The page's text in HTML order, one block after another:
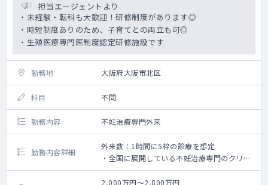
担当エージェントより
・未経験・転科も大歓迎！研修制度があります◎
・時短制度ありのため、子育てとの両立も可◎
・生殖医療専門医制度認定研修施設です
勤務地 大阪府大阪市北区
科目 不問
勤務内容 不妊治療専門外来
勤務内容詳細
外来数：1時間に5枠の診療を想定
・全国に展開している不妊治療専門のクリニ
ックです。
・経験豊富な医師による教育プログラム制度
2,000万円～2,800万円